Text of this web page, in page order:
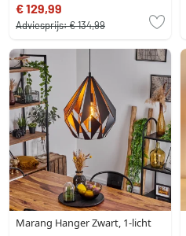
€ 129,99
Adviesprijs:€ 134,99
Marang Hanger Zwart, 1-licht